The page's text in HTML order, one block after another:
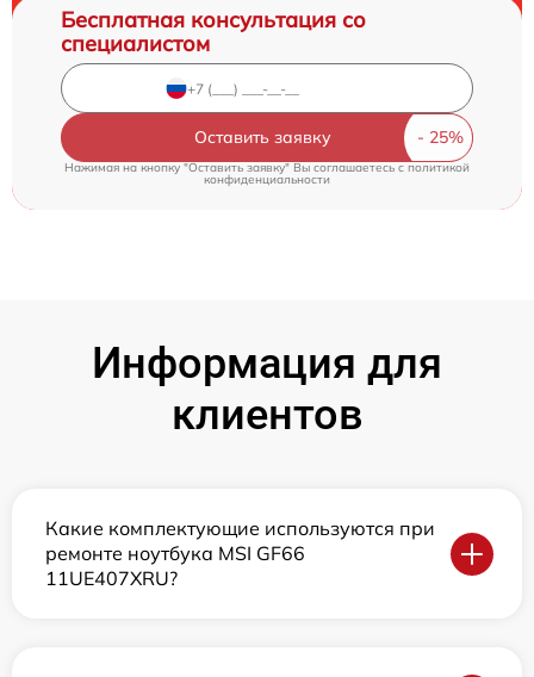
Бесплатная консультация со
специалистом
Оставить заявку
Нажимая на кнопку "Оставить заявку" Вы соглашаетесь c политикой
конфиденциальности
Информация для
клиентов
Какие комплектующие используются при
ремонте ноутбука MSI GF66
11UE407XRU?